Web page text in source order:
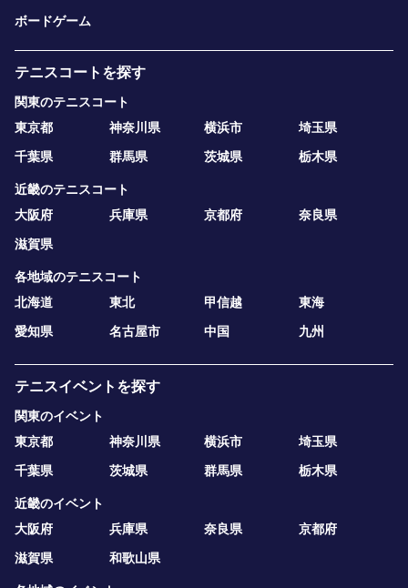
ボードゲーム
テニスコートを探す
関東のテニスコート
東京都
神奈川県 横浜市
埼玉県
千葉県
群馬県 茨城県 栃木県
近畿のテニスコート
大阪府
兵庫県 京都府
奈良県
滋賀県
各地域のテニスコート
北海道
東北 甲信越
東海
愛知県
名古屋市 中国 九州
テニスイベントを探す
関東のイベント
東京都
神奈川県 横浜市
埼玉県
千葉県
茨城県 群馬県 栃木県
近畿のイベント
大阪府
兵庫県 奈良県
京都府
滋賀県
和歌山県